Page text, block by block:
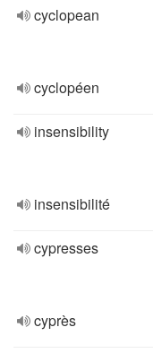
cyclopean
cyclopéen
insensibility
insensibilité
cypresses
cyprès